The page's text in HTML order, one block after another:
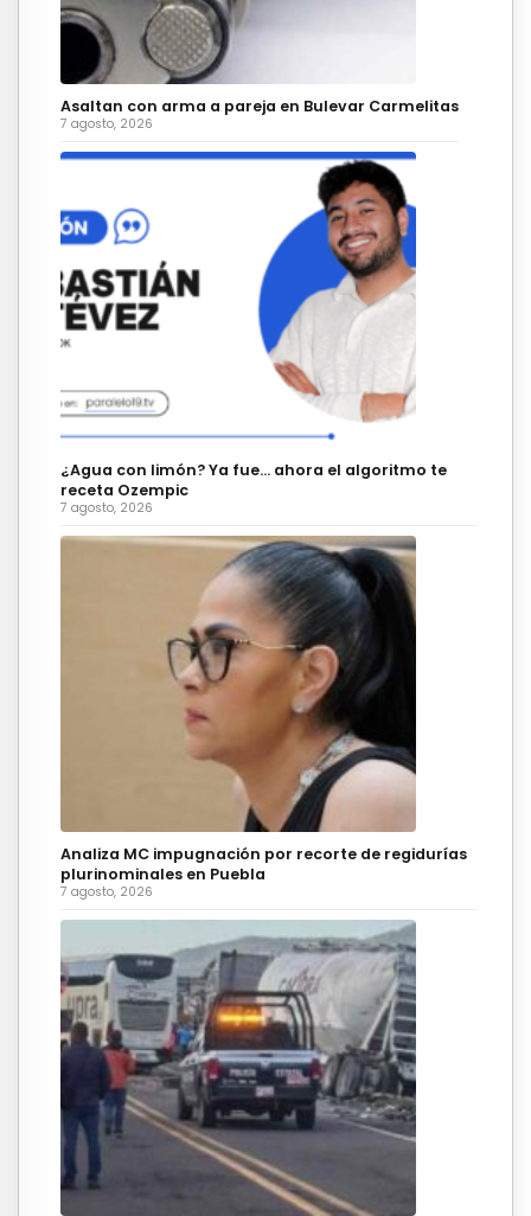
Asaltan con arma a pareja en Bulevar Carmelitas
7 agosto, 2026
¿Agua con limón? Ya fue… ahora el algoritmo te
receta Ozempic
7 agosto, 2026
Analiza MC impugnación por recorte de regidurías
plurinominales en Puebla
7 agosto, 2026